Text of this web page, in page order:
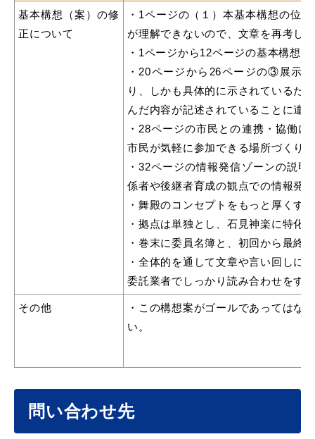
防災・防犯メール
気象情報リンク集
ごみ分別早見表
募集情報
基本構想（案）の修
正について
・1ページの（１）本基本構想の位
が理解できないので、文章を再考し
・1ページから12ページの基本構想
・20ページから26ページの③展示
り、しかも具体的に示されているた
んだ内容が記述されていることに違
・28ページの市民との連携・協働
市民が気軽に参加できる場所づくり
・32ページの情報発信ゾーンの説
係者や後継者育成の観点での情報発
・舞殿のコンセプトをもっと厚くす
・拠点は単独とし、石見神楽に特化
・巻末に委員名簿と、初回から最終
・全体的を通して文章や言い回しに
委託業者でしっかり読み合わせをす
その他
・この構想案がゴールであってはな
い。
問い合わせ先